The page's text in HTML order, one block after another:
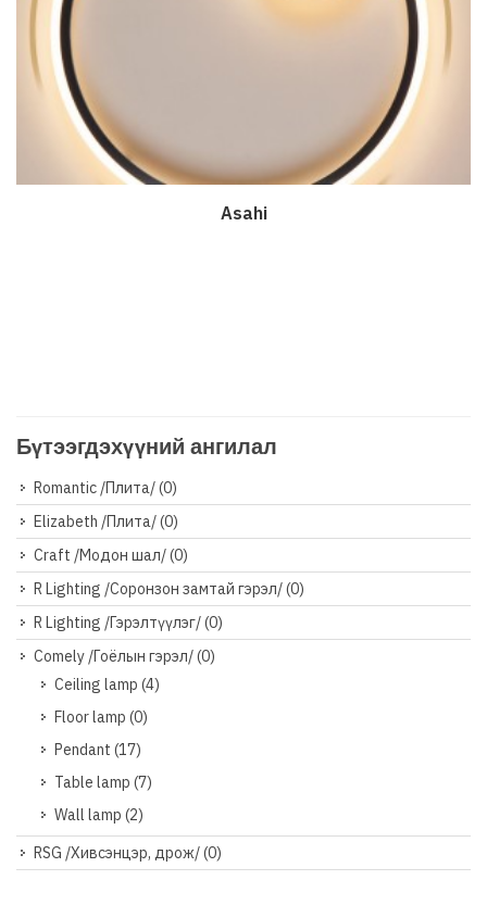
Asahi
Бүтээгдэхүүний ангилал
Romantic /Плита/(0)
Elizabeth /Плита/(0)
Craft /Модон шал/(0)
R Lighting /Соронзон замтай гэрэл/(0)
R Lighting /Гэрэлтүүлэг/(0)
Comely /Гоёлын гэрэл/(0)
Ceiling lamp (4)
Floor lamp (0)
Pendant (17)
Table lamp (7)
Wall lamp (2)
RSG /Хивсэнцэр, дрож/(0)